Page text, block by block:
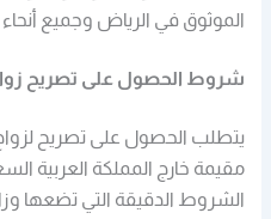
الموثوق في الرياض وجميع أنحاء
شروط الحصول على تصريح
يتطلب الحصول على تصريح
مقيمة خارج المملكة العربية
الشروط الدقيقة التي تضعها